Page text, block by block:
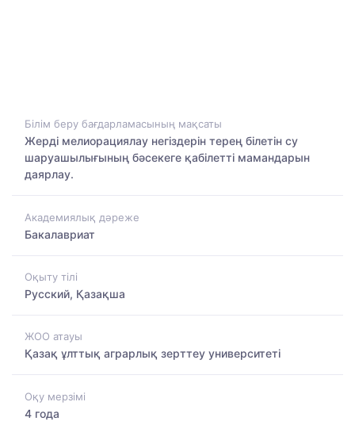
Білім беру бағдарламасының мақсаты
Жерді мелиорациялау негіздерін терең білетін су
шаруашылығының бәсекеге қабілетті мамандарын
даярлау.
Академиялық дәреже
Бакалавриат
Оқыту тілі
Русский, Қазақша
ЖОО атауы
Қазақ ұлттық аграрлық зерттеу университеті
Оқу мерзімі
4 года